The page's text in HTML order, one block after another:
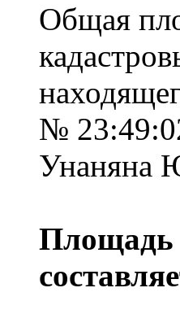
Общая
№
Унаняна
Площадь